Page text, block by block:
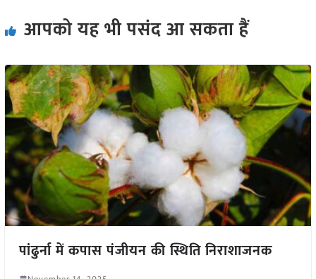
आपको यह भी पसंद आ सकता हैं
पांढुर्ना में कपास पंजीयन की स्थिति निराशाजनक